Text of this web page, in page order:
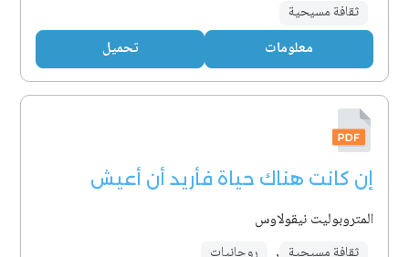
ثقافة مسيحية
معلومات تحميل
إن كانت هناك حياة فأريد أن أعيش
المتروبوليت نيقولاوس